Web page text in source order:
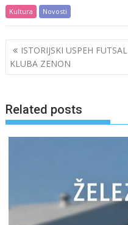
Kultura Novosti
Post
navigation
ISTORIJSKI USPEH FUTSAL
KLUBA ZENON
Related posts